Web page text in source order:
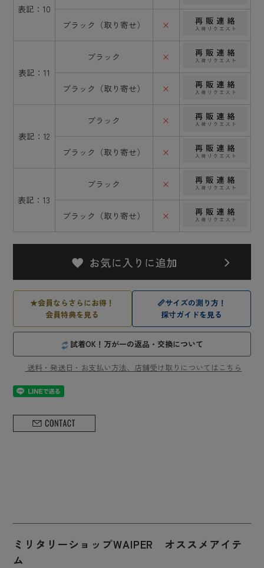
表記：10
ブラック（取り寄せ） ×
表記：11
ブラック ×
ブラック（取り寄せ） ×
表記：12
ブラック ×
ブラック（取り寄せ） ×
表記：13
ブラック ×
ブラック（取り寄せ） ×
★会員ならさらにお得！
会員特典を見る
📏サイズの測り方！
採寸ガイドを見る
試着OK！万が一の返品・交換について
送料・発送日・お支払い方法、店舗受け取りについてはこちら
ミリタリーショップWAIPER オススメアイテ
ム